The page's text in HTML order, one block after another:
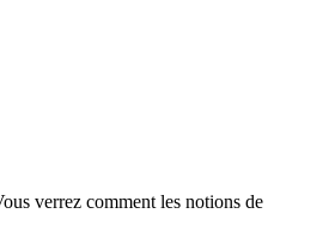
verrez comment les notions de